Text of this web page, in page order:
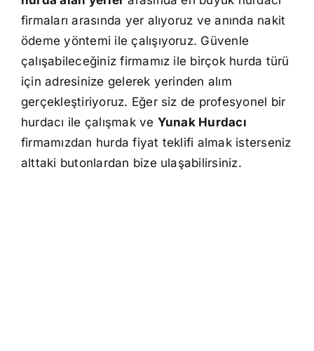
firmaları arasında yer alıyoruz ve anında nakit
ödeme yöntemi ile çalışıyoruz. Güvenle
çalışabileceğiniz firmamız ile birçok hurda türü
için adresinize gelerek yerinden alım
gerçekleştiriyoruz. Eğer siz de profesyonel bir
hurdacı ile çalışmak ve Yunak Hurdacı
firmamızdan hurda fiyat teklifi almak isterseniz
alttaki butonlardan bize ulaşabilirsiniz.